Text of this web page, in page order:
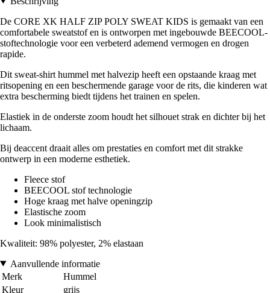
De CORE XK HALF ZIP POLY SWEAT KIDS is gemaakt van een
comfortabele sweatstof en is ontworpen met ingebouwde BEECOOL-
stoftechnologie voor een verbeterd ademend vermogen en drogen
rapide.
Dit sweat-shirt hummel met halvezip heeft een opstaande kraag met
ritsopening en een beschermende garage voor de rits, die kinderen wat
extra bescherming biedt tijdens het trainen en spelen.
Elastiek in de onderste zoom houdt het silhouet strak en dichter bij het
lichaam.
Bij deaccent draait alles om prestaties en comfort met dit strakke
ontwerp in een moderne esthetiek.
Fleece stof
BEECOOL stof technologie
Hoge kraag met halve openingzip
Elastische zoom
Look minimalistisch
Kwaliteit: 98% polyester, 2% elastaan
Aanvullende informatie
Merk
Hummel
Kleur
grijs